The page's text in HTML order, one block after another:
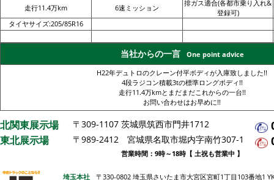
走行11.4万km
6速ミッション
排ガス適合(各都市乗り入れ&
登録可)
タイヤサイズ:205/85R16
当社からの一言
One point advice
H22年デュトロのクレーン付平ボディが入庫致しました!!
4段ラジコン積載3tの標準ロングボディ!!
走行11.4万kmとまだまだこれからの一台!!
お問い合わせはお早めに!!
北関東展示場 〒309-1107 茨城県筑西市門井1712
東北展示場 〒989-2412 宮城県名取市堀内字南竹307-1
営業時間：9時～18時【 土祝も営業中 】
埼玉本社 〒330-0802 埼玉県さいたま市大宮区宮町1丁目103番地1